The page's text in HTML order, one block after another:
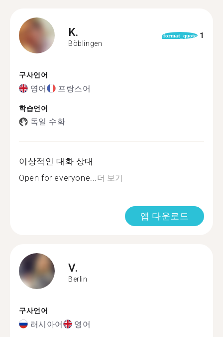
K.
Böblingen
format_quote 1
구사언어
영어 프랑스어
학습언어
독일 수화
이상적인 대화 상대
Open for everyone...더 보기
앱 다운로드
V.
Berlin
구사언어
러시아어 영어